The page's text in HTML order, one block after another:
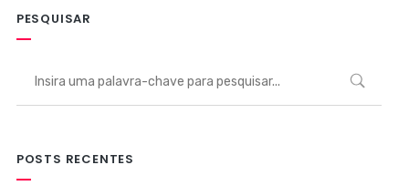
PESQUISAR
POSTS RECENTES